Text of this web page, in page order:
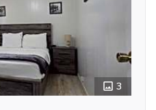
3